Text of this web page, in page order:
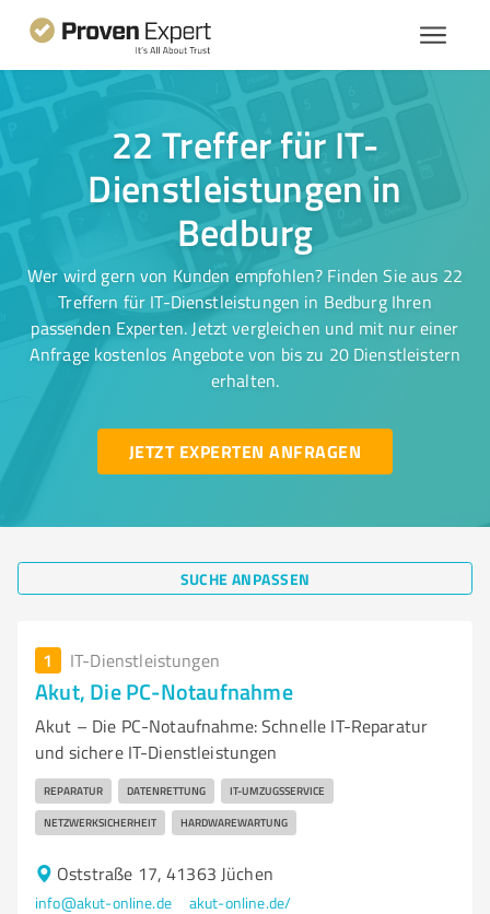
22 Treffer für IT-
Dienstleistungen in
Bedburg
Wer wird gern von Kunden empfohlen? Finden Sie aus 22
Treffern für IT-Dienstleistungen in Bedburg Ihren
passenden Experten. Jetzt vergleichen und mit nur einer
Anfrage kostenlos Angebote von bis zu 20 Dienstleistern
erhalten.
JETZT EXPERTEN ANFRAGEN
SUCHE ANPASSEN
1 IT-Dienstleistungen
Akut, Die PC-Notaufnahme
Akut – Die PC-Notaufnahme: Schnelle IT-Reparatur
und sichere IT-Dienstleistungen
REPARATUR DATENRETTUNG IT-UMZUGSSERVICE
NETZWERKSICHERHEIT HARDWAREWARTUNG
Oststraße 17, 41363 Jüchen
info@akut-online.de akut-online.de/